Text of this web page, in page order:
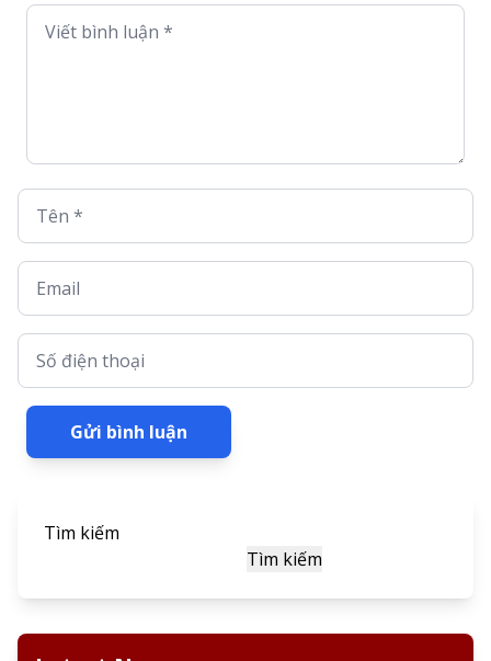
Viết bình luận *
Tên *
Email
Số điện thoại
Gửi bình luận
Tìm kiếm
Tìm kiếm